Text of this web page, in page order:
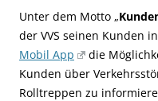
Unter dem Motto „
der VVS seinen Kunden
Mobil App
die
Kunden über
Rolltreppen zu